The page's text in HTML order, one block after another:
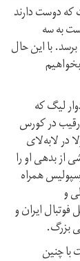
که دوست دارند
به سه
با این حال
لیگ که
در کورس
در لابه‌لای
از بدهی او را
همراه
و
ایران و
بزرگ.
با چنین